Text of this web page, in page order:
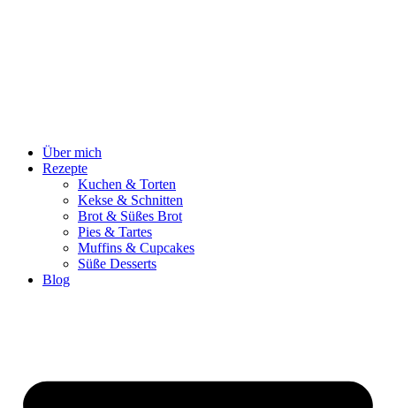
Über mich
Rezepte
Kuchen & Torten
Kekse & Schnitten
Brot & Süßes Brot
Pies & Tartes
Muffins & Cupcakes
Süße Desserts
Blog